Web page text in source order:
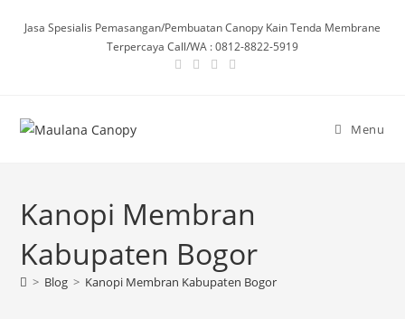
Jasa Spesialis Pemasangan/Pembuatan Canopy Kain Tenda Membrane
Terpercaya Call/WA : 0812-8822-5919
Menu
Kanopi Membran
Kabupaten Bogor
> Blog > Kanopi Membran Kabupaten Bogor